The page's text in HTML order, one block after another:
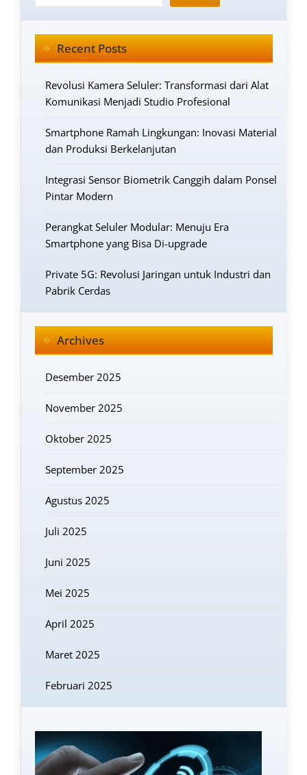
Recent Posts
Revolusi Kamera Seluler: Transformasi dari Alat
Komunikasi Menjadi Studio Profesional
Smartphone Ramah Lingkungan: Inovasi Material
dan Produksi Berkelanjutan
Integrasi Sensor Biometrik Canggih dalam Ponsel
Pintar Modern
Perangkat Seluler Modular: Menuju Era
Smartphone yang Bisa Di-upgrade
Private 5G: Revolusi Jaringan untuk Industri dan
Pabrik Cerdas
Archives
Desember 2025
November 2025
Oktober 2025
September 2025
Agustus 2025
Juli 2025
Juni 2025
Mei 2025
April 2025
Maret 2025
Februari 2025